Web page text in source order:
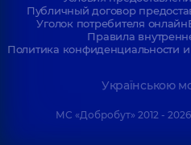
Публичный договор
Уголок потребителя онлайн
Правила
Политика конфиденциальности
Українською
МС «Добробут» 2012 -